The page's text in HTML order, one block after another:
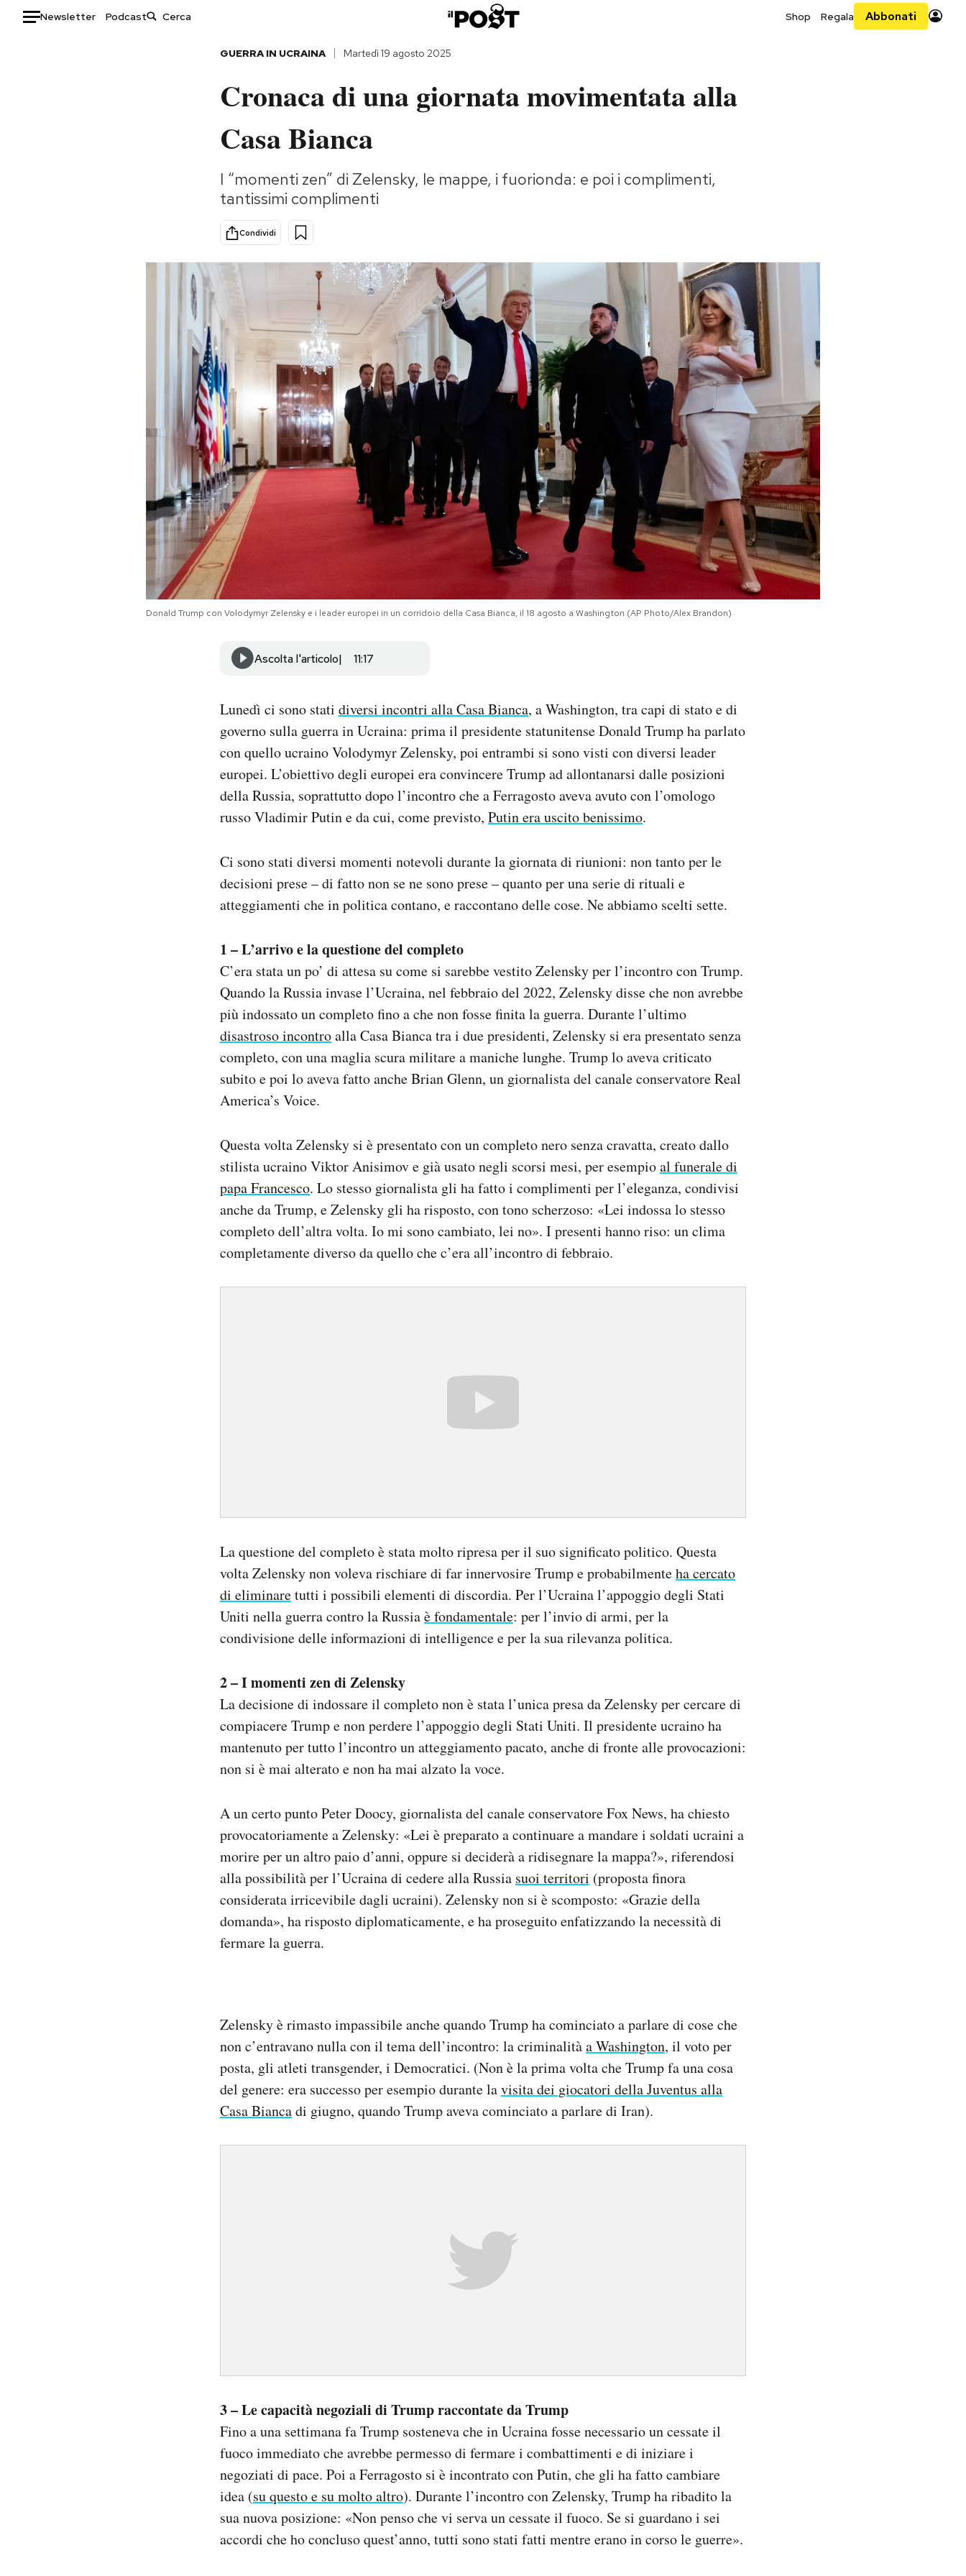
Newsletter Podcast Shop Regala Abbonati
Storie/Idee
Ok Boomer!
Altrecose
Mondiali calcio 2026
AREA PERSONALE
GUERRA IN UCRAINA Martedì 19 agosto 2025
Cronaca di una giornata movimentata alla
Casa Bianca
I “momenti zen” di Zelensky, le mappe, i fuorionda: e poi i complimenti,
tantissimi complimenti
Condividi
Donald Trump con Volodymyr Zelensky e i leader europei in un corridoio della Casa Bianca, il 18 agosto a Washington (AP Photo/Alex Brandon)
Ascolta l'articolo 11:17
Lunedì ci sono stati diversi incontri alla Casa Bianca, a Washington, tra capi di stato e di
governo sulla guerra in Ucraina: prima il presidente statunitense Donald Trump ha parlato
con quello ucraino Volodymyr Zelensky, poi entrambi si sono visti con diversi leader
europei. L’obiettivo degli europei era convincere Trump ad allontanarsi dalle posizioni
della Russia, soprattutto dopo l’incontro che a Ferragosto aveva avuto con l’omologo
russo Vladimir Putin e da cui, come previsto, Putin era uscito benissimo.
Ci sono stati diversi momenti notevoli durante la giornata di riunioni: non tanto per le
decisioni prese – di fatto non se ne sono prese – quanto per una serie di rituali e
atteggiamenti che in politica contano, e raccontano delle cose. Ne abbiamo scelti sette.
1 – L’arrivo e la questione del completo
C’era stata un po’ di attesa su come si sarebbe vestito Zelensky per l’incontro con Trump.
Quando la Russia invase l’Ucraina, nel febbraio del 2022, Zelensky disse che non avrebbe
più indossato un completo fino a che non fosse finita la guerra. Durante l’ultimo
disastroso incontroalla Casa Bianca tra i due presidenti, Zelensky si era presentato senza
completo, con una maglia scura militare a maniche lunghe. Trump lo aveva criticato
subito e poi lo aveva fatto anche Brian Glenn, un giornalista del canale conservatore Real
America’s Voice.
Questa volta Zelensky si è presentato con un completo nero senza cravatta, creato dallo
stilista ucraino Viktor Anisimov e già usato negli scorsi mesi, per esempioal funerale di
papa Francesco. Lo stesso giornalista gli ha fatto i complimenti per l’eleganza, condivisi
anche da Trump, e Zelensky gli ha risposto, con tono scherzoso: «Lei indossa lo stesso
completo dell’altra volta. Io mi sono cambiato, lei no». I presenti hanno riso: un clima
completamente diverso da quello che c’era all’incontro di febbraio.
La questione del completo è stata molto ripresa per il suo significato politico. Questa
volta Zelensky non voleva rischiare di far innervosire Trump e probabilmenteha cercato
di eliminaretutti i possibili elementi di discordia. Per l’Ucraina l’appoggio degli Stati
Uniti nella guerra contro la Russiaè fondamentale: per l’invio di armi, per la
condivisione delle informazioni di intelligence e per la sua rilevanza politica.
2 – I momenti zen di Zelensky
La decisione di indossare il completo non è stata l’unica presa da Zelensky per cercare di
compiacere Trump e non perdere l’appoggio degli Stati Uniti. Il presidente ucraino ha
mantenuto per tutto l’incontro un atteggiamento pacato, anche di fronte alle provocazioni:
non si è mai alterato e non ha mai alzato la voce.
A un certo punto Peter Doocy, giornalista del canale conservatore Fox News, ha chiesto
provocatoriamente a Zelensky: «Lei è preparato a continuare a mandare i soldati ucraini a
morire per un altro paio d’anni, oppure si deciderà a ridisegnare la mappa?», riferendosi
alla possibilità per l’Ucraina di cedere alla Russia suoi territori (proposta finora
considerata irricevibile dagli ucraini). Zelensky non si è scomposto: «Grazie della
domanda», ha risposto diplomaticamente, e ha proseguito enfatizzando la necessità di
fermare la guerra.
Zelensky è rimasto impassibile anche quando Trump ha cominciato a parlare di cose che
non c’entravano nulla con il tema dell’incontro: la criminalitàa Washington, il voto per
posta, gli atleti transgender, i Democratici. (Non è la prima volta che Trump fa una cosa
del genere: era successo per esempio durante lavisita dei giocatori della Juventus alla
Casa Biancadi giugno, quando Trump aveva cominciato a parlare di Iran).
3 – Le capacità negoziali di Trump raccontate da Trump
Fino a una settimana fa Trump sosteneva che in Ucraina fosse necessario un cessate il
fuoco immediato che avrebbe permesso di fermare i combattimenti e di iniziare i
negoziati di pace. Poi a Ferragosto si è incontrato con Putin, che gli ha fatto cambiare
idea (su questo e su molto altro). Durante l’incontro con Zelensky, Trump ha ribadito la
sua nuova posizione: «Non penso che vi serva un cessate il fuoco. Se si guardano i sei
accordi che ho concluso quest’anno, tutti sono stati fatti mentre erano in corso le guerre».